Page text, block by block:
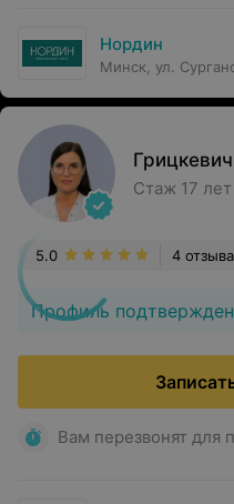
Нордин
Минск, ул.
Стаж 17
Профиль подтвержден
4 отзыва
5.0
Вам перезвонят для